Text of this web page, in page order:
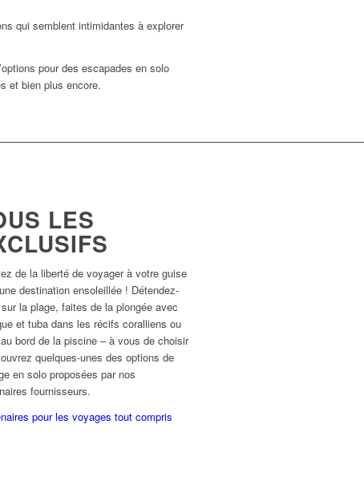
qui semblent intimidantes à explorer
pour des escapades en solo
et bien plus encore.
LES
de la liberté de voyager à votre guise
destination ensoleillée ! Détendez-
la plage, faites de la plongée avec
et tuba dans les récifs coralliens ou
bord de la piscine – à vous de choisir
quelques-unes des options de
en solo proposées par nos
fournisseurs.
pour les voyages tout compris